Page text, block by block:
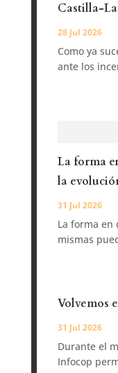
Castilla-
28 Jul 2026
Como ya
ante los
La forma
la
31 Jul 2026
La forma en
mismas
Volvemos
31 Jul 2026
Durante el
Infocop